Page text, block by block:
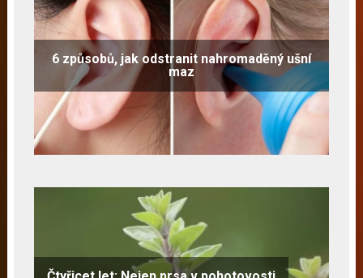
6 způsobů, jak odstranit nahromaděný ušní
maz